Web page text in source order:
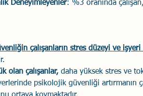
Deneyimleyenler: %3 oranında
çalışanların stres düzeyi ve işyeri
olan çalışanlar, daha yüksek stres ve
psikolojik güvenliği artırmanın